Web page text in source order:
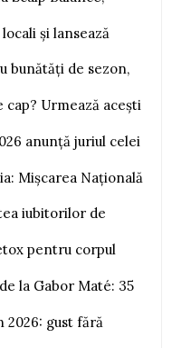
și lansează
bunătăți de sezon,
Urmează acești
anunță juriul celei
Mișcarea Națională
iubitorilor de
pentru corpul
la Gabor Maté: 35
gust fără